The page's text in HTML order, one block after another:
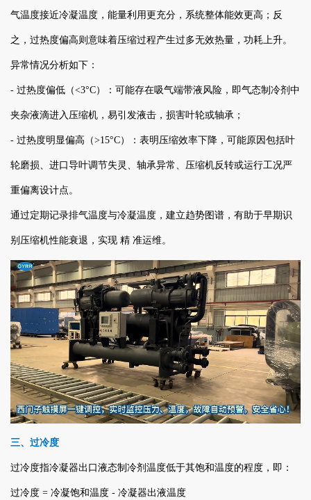
气温度接近冷凝温度，能量利用更充分，系统整体能效更高；反
之，过热度偏高则意味着压缩过程产生过多无效热量，功耗上升。
异常情况分析如下：
- 过热度偏低（<3°C）：可能存在吸气端带液风险，即气态制冷剂中
夹杂液滴进入压缩机，易引发液击，损害叶轮或轴承；
- 过热度明显偏高（>15°C）：表明压缩效率下降，可能原因包括叶
轮磨损、进口导叶调节失灵、轴承异常、压缩机反转或运行工况严
重偏离设计点。
通过定期记录排气温度与冷凝温度，建立趋势图谱，有助于早期识
别压缩机性能衰退，实现 精 准运维。
三、过冷度
过冷度指冷凝器出口液态制冷剂温度低于其饱和温度的程度，即：
过冷度 = 冷凝饱和温度 - 冷凝器出液温度